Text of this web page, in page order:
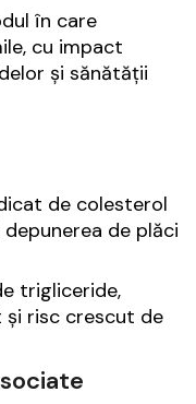
în care
cu impact
și sănătății
de colesterol
depunerea de plăci
trigliceride,
risc crescut de